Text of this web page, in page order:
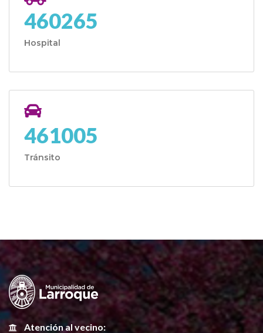
460265
Hospital
461005
Tránsito
Atención al vecino: